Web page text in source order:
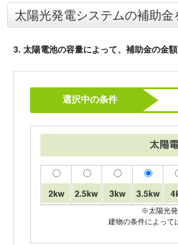
太陽光発電システムの補助金
3. 太陽電池の容量によって、補助金の金額
選択中の条件
※太陽光発
建物の条件によって